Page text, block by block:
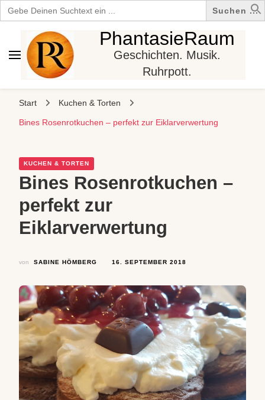
Search
for:
PhantasieRaum
Geschichten. Musik.
Ruhrpott.
Start Kuchen & Torten
Bines Rosenrotkuchen – perfekt zur Eiklarverwertung
KUCHEN & TORTEN
Bines Rosenrotkuchen –
perfekt zur
Eiklarverwertung
von SABINE HÖMBERG 16. SEPTEMBER 2018